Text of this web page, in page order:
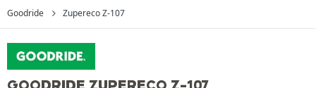
Goodride Zupereco Z-107